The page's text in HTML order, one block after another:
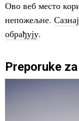
Ово веб место
непожељне.
обрађују.
Preporuke